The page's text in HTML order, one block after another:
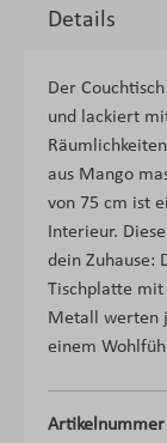
Details
Der
und lackiert
aus Mango
von 75 cm ist
Interieur.
dein Zuhause:
Tischplatte mit
Metall werten
einem
Artikelnummer